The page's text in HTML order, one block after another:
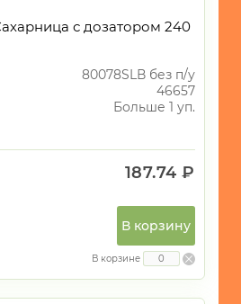
с дозатором 240
80078SLВ без п/у
46657
Больше 1 уп.
187.74 ₽
В корзину
В корзине